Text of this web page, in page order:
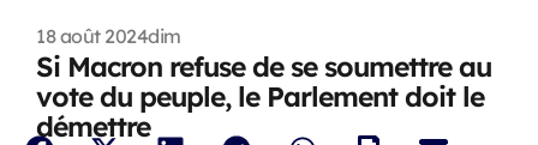
18 août 2024dim
Si Macron refuse de se soumettre au
vote du peuple, le Parlement doit le
démettre